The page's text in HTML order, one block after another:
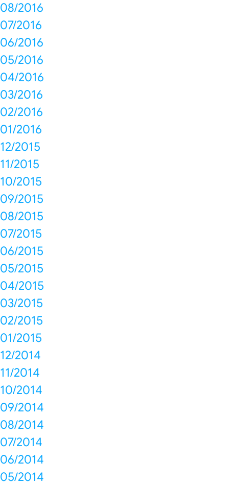
08/2016
07/2016
06/2016
05/2016
04/2016
03/2016
02/2016
01/2016
12/2015
11/2015
10/2015
09/2015
08/2015
07/2015
06/2015
05/2015
04/2015
03/2015
02/2015
01/2015
12/2014
11/2014
10/2014
09/2014
08/2014
07/2014
06/2014
05/2014